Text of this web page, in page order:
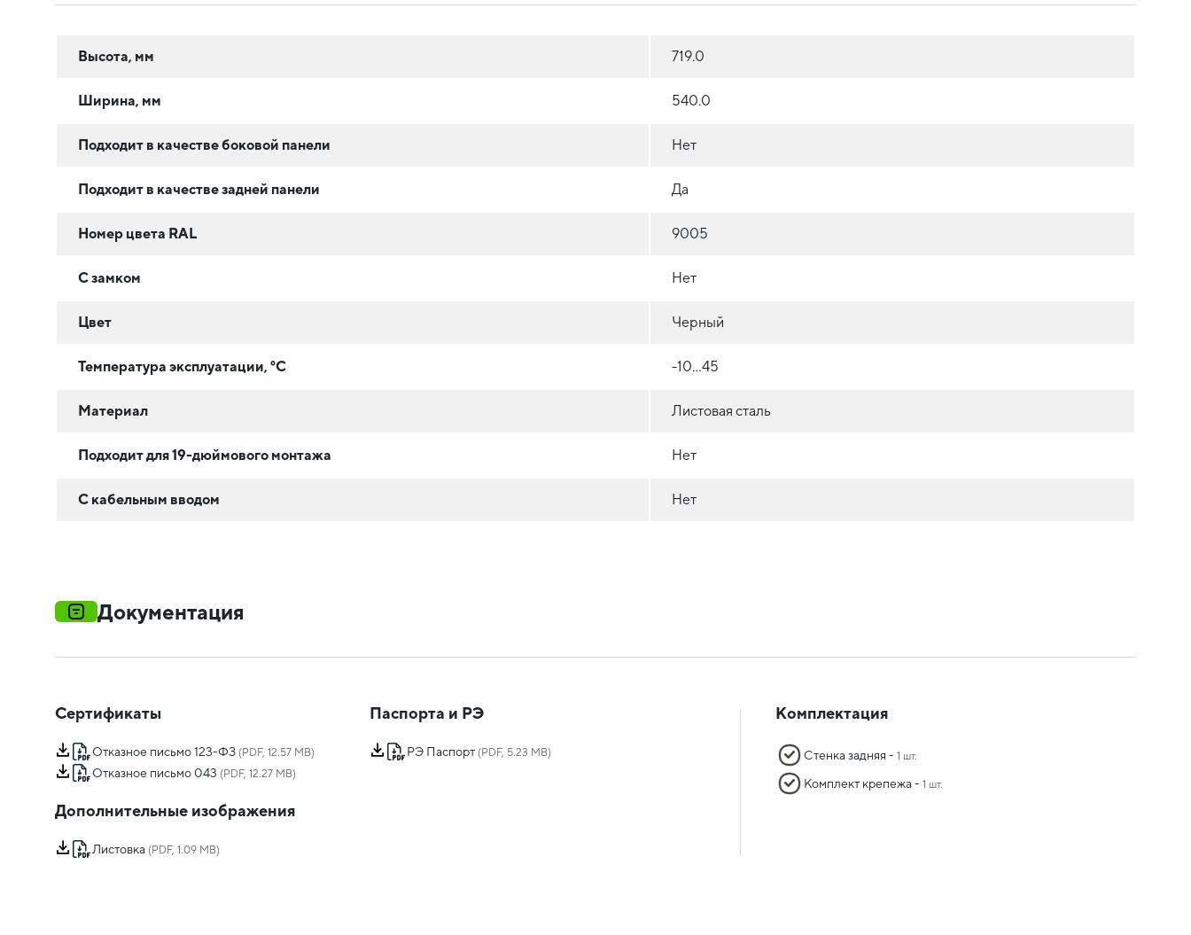
Высота, мм 719.0
Ширина, мм 540.0
Подходит в качестве боковой панели Нет
Подходит в качестве задней панели Да
Номер цвета RAL 9005
С замком Нет
Цвет Черный
Температура эксплуатации, °C -10...45
Материал Листовая сталь
Подходит для 19-дюймового монтажа Нет
С кабельным вводом Нет
Документация
Сертификаты
Отказное письмо 123-ФЗ (PDF, 12.57 MB)
Отказное письмо 043 (PDF, 12.27 MB)
Паспорта и РЭ
РЭ Паспорт(PDF, 5.23 MB)
Дополнительные изображения
Листовка (PDF, 1.09 MB)
Комплектация
Стенка задняя -1 шт.
Комплект крепежа -1 шт.